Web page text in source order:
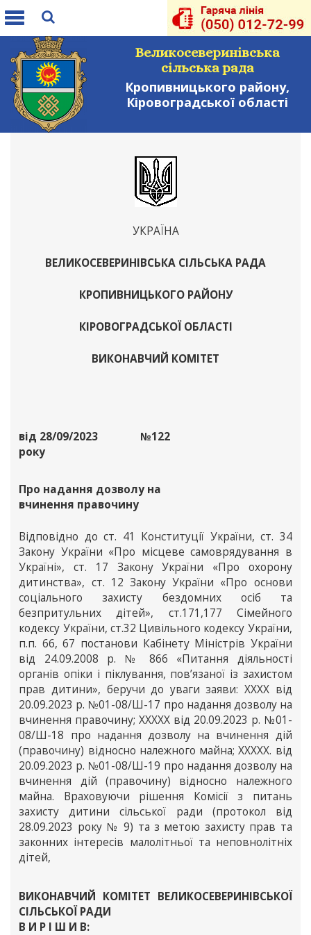
Toggle
Великосеверинівська
сільська рада
Кропивницького району,
Кіровоградської області
УКРАЇНА
ВЕЛИКОСЕВЕРИНІВСЬКА СІЛЬСЬКА РАДА
КРОПИВНИЦЬКОГО РАЙОНУ
КІРОВОГРАДСЬКОЇ ОБЛАСТІ
ВИКОНАВЧИЙ КОМІТЕТ
від 28/09/2023
року
№122
Про надання дозволу на
вчинення правочину
Відповідно до ст. 41 Конституції України, ст. 34
Закону України «Про місцеве самоврядування в
Україні», ст. 17 Закону України «Про охорону
дитинства», ст. 12 Закону України «Про основи
соціального захисту бездомних осіб та
безпритульних дітей», ст.171,177 Сімейного
кодексу України, ст.32 Цивільного кодексу України,
п.п. 66, 67 постанови Кабінету Міністрів України
від 24.09.2008 р. № 866 «Питання діяльності
органів опіки і піклування, пов’язаної із захистом
прав дитини», беручи до уваги заяви: ХХХХ від
20.09.2023 р. №01-08/Ш-17 про надання дозволу на
вчинення правочину; ХХХХХ від 20.09.2023 р. №01-
08/Ш-18 про надання дозволу на вчинення дій
(правочину) відносно належного майна; ХХХХХ. від
20.09.2023 р. №01-08/Ш-19 про надання дозволу на
вчинення дій (правочину) відносно належного
майна. Враховуючи рішення Комісії з питань
захисту дитини сільської ради (протокол від
28.09.2023 року № 9) та з метою захисту прав та
законних інтересів малолітньої та неповнолітніх
дітей,
ВИКОНАВЧИЙ КОМІТЕТ ВЕЛИКОСЕВЕРИНІВСЬКОЇ
СІЛЬСЬКОЇ РАДИ
В И Р І Ш И В: